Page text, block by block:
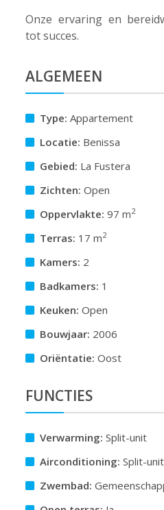
Onze ervaring en
tot succes.
ALGEMEEN
Type: Appartement
Locatie: Benissa
Gebied: La Fustera
Zichten: Open
Oppervlakte: 97 m2
Terras: 17 m2
Kamers: 2
Badkamers: 1
Keuken: Open
Bouwjaar: 2006
Oriëntatie: Oost
FUNCTIES
Verwarming: Split-unit
Airconditioning: Split-unit
Zwembad: